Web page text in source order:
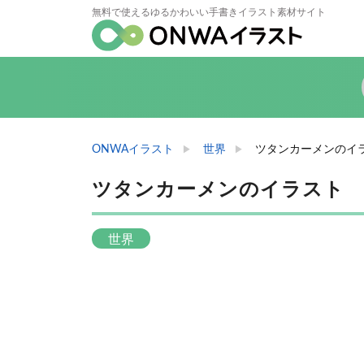
無料で使えるゆるかわいい手書きイラスト素材サイト
ONWAイラスト 世界 ツタンカーメンのイ
ツタンカーメンのイラスト
世界